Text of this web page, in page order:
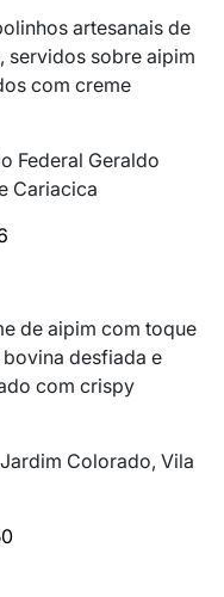
artesanais de
servidos sobre aipim
com creme
Federal Geraldo
Cariacica
de aipim com toque
desfiada e
com crispy
Colorado, Vila